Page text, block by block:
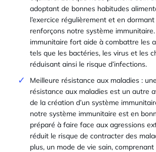
adoptant de bonnes habitudes
l’exercice régulièrement et en
renforçons notre système
immunitaire fort aide à combattre les
tels que les bactéries, les virus et les
réduisant ainsi le risque d’infections.
Meilleure résistance aux maladies :
résistance aux maladies est un autre
de la création d’un système
notre système immunitaire est en
préparé à faire face aux agressions
réduit le risque de contracter des
plus, un mode de vie sain,